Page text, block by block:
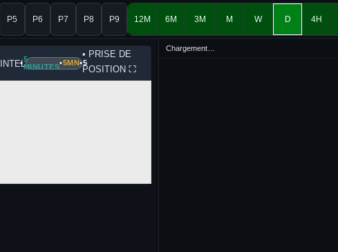
P5 P6 P7 P8 P9 12M 6M 3M M W D 4H
INTEL
•5
MINUTES•5MN•5
• PRISE DE
POSITION ⛶
Chargement…